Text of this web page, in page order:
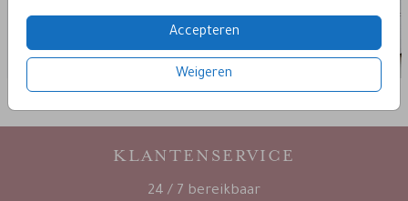
Accepteren
Weigeren
KLANTENSERVICE
24 / 7 bereikbaar